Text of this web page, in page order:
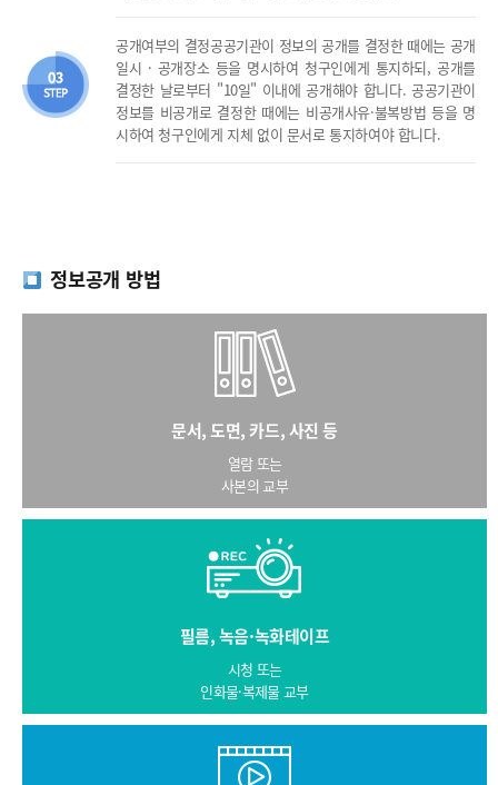
공개여부의 결정공공기관이 정보의 공개를 결정한 때에는 공개
일시 · 공개장소 등을 명시하여 청구인에게 통지하되, 공개를
결정한 날로부터 "10일" 이내에 공개해야 합니다. 공공기관이
정보를 비공개로 결정한 때에는 비공개사유·불복방법 등을 명
시하여 청구인에게 지체 없이 문서로 통지하여야 합니다.
정보공개 방법
문서, 도면, 카드, 사진 등
열람 또는
사본의 교부
필름, 녹음·녹화테이프
시청 또는
인화물·복제물 교부